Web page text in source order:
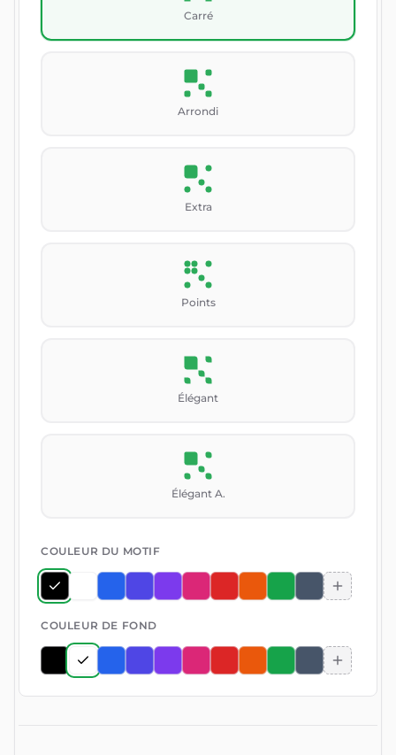
Carré
Arrondi
Extra
Points
Élégant
Élégant A.
COULEUR DU MOTIF
COULEUR DE FOND